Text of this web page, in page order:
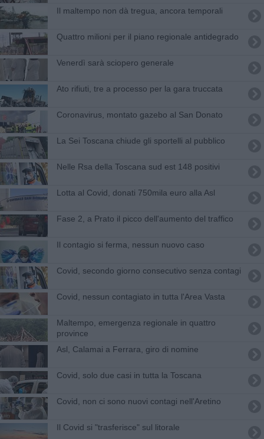
Il maltempo non dà tregua, ancora temporali
Quattro milioni per il piano regionale antidegrado
Venerdì sarà sciopero generale
Ato rifiuti, tre a processo per la gara truccata
Coronavirus, montato gazebo al San Donato
La Sei Toscana chiude gli sportelli al pubblico
Nelle Rsa della Toscana sud est 148 positivi
Lotta al Covid, donati 750mila euro alla Asl
Fase 2, a Prato il picco dell'aumento del traffico
Il contagio si ferma, nessun nuovo caso
Covid, secondo giorno consecutivo senza contagi
Covid, nessun contagiato in tutta l'Area Vasta
Maltempo, emergenza regionale in quattro
province
​Asl, Calamai a Ferrara, giro di nomine
Covid, solo due casi in tutta la Toscana
Covid, non ci sono nuovi contagi nell'Aretino
Il Covid si "trasferisce" sul litorale